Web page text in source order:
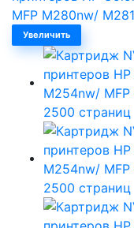
Увеличить